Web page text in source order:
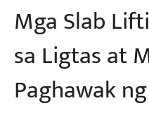
Mga Slab
sa Ligtas at
Paghawak